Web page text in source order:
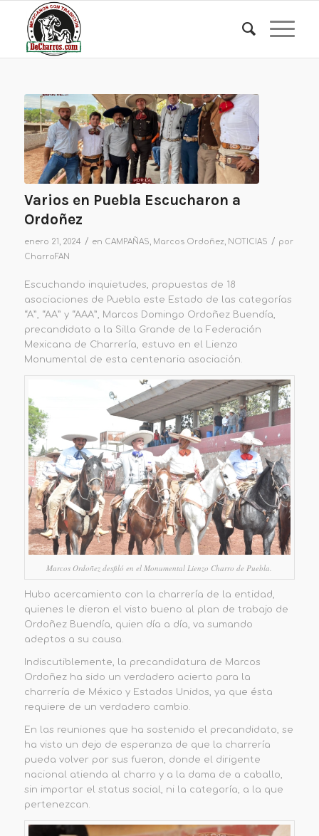
Varios en Puebla Escucharon a
Ordoñez
enero 21, 2024 / en CAMPAÑAS Marcos Ordoñez NOTICIAS / por
CharroFAN
Escuchando inquietudes, propuestas de 18
asociaciones de Puebla este Estado de las categorías
“A”, “AA” y “AAA”, Marcos Domingo Ordoñez Buendía,
precandidato a la Silla Grande de la Federación
Mexicana de Charrería, estuvo en el Lienzo
Monumental de esta centenaria asociación.
Marcos Ordoñez desfiló en el Monumental Lienzo Charro de Puebla.
Hubo acercamiento con la charrería de la entidad,
quienes le dieron el visto bueno al plan de trabajo de
Ordoñez Buendía, quien día a día, va sumando
adeptos a su causa.
Indiscutiblemente, la precandidatura de Marcos
Ordoñez ha sido un verdadero acierto para la
charrería de México y Estados Unidos, ya que ésta
requiere de un verdadero cambio.
En las reuniones que ha sostenido el precandidato, se
ha visto un dejo de esperanza de que la charrería
pueda volver por sus fueron, donde el dirigente
nacional atienda al charro y a la dama de a caballo,
sin importar el status social, ni la categoría, a la que
pertenezcan.